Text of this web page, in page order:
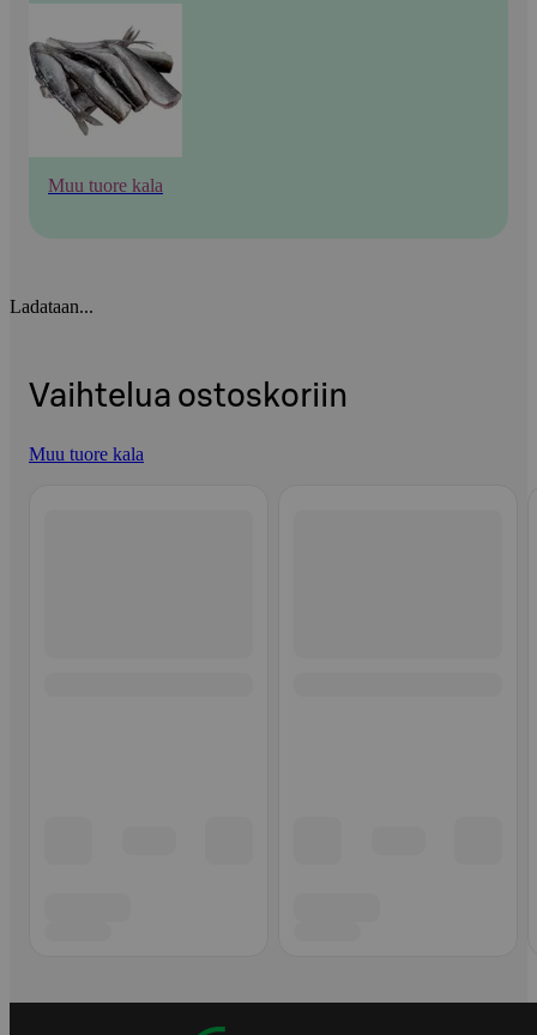
Muu tuore kala
Ladataan...
Vaihtelua ostoskoriin
Muu tuore kala